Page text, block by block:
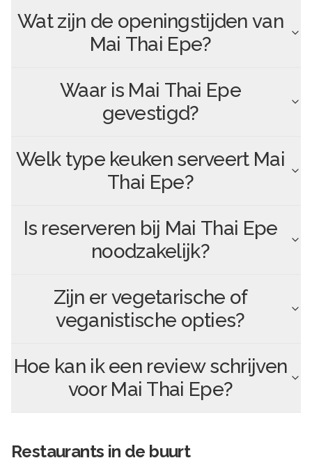
Wat zijn de openingstijden van
Mai Thai Epe?
Waar is Mai Thai Epe
gevestigd?
Welk type keuken serveert Mai
Thai Epe?
Is reserveren bij Mai Thai Epe
noodzakelijk?
Zijn er vegetarische of
veganistische opties?
Hoe kan ik een review schrijven
voor Mai Thai Epe?
Restaurants in de buurt